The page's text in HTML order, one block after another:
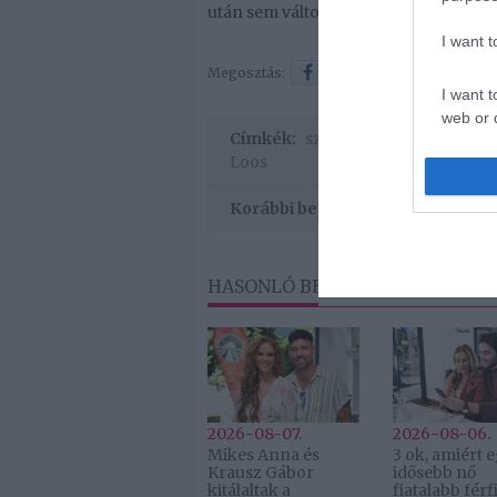
I want
I want
web or
I want
után sem változott meg az élete.
Megosztás:
Címkék: szerető
Loos
Korábbi bejegyzések
HASONLÓ BEJEGYZÉSEK
2026-08-07.
Mikes Anna és
Krausz Gábor
kitálaltak a
2026-08-06.
3 ok, amiért
idősebb nő
fiatalabb